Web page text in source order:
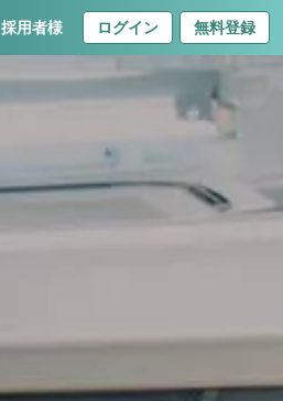
採用者様 ログイン 無料登録